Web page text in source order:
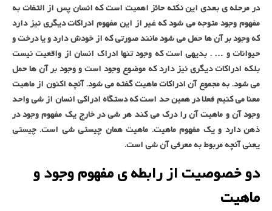
در مرحله ی بعدی این نکته حائز اهمیت است که انسان پس از التفات به
مفهوم وجود متوجه می شود که غیر از این مفهوم ادراکات دیگری نیز دارد
که وجود بر آن ها حمل می شود مانند صورتی که از خودش دارد و یا درخت و
حیوانات و … . بدیهی است که وجود تنها ادراک انسان از واقعیت نیست
بلکه ادراکات دیگری نیز دارد که موضوع وجود است و وجود بر آن ها حمل
می شود. به مجموع آن ادراکات ماهیت گفته می شود. آنچه اکنون از ماهیت
معنا می کنیم فعلا در همین حد است که دستگاه ادراکی انسان از شی واحد
وجود آن و ماهیت آن را درک می کند هر شی در خارج یک مفهوم وجود در
ذهن دارد و یک مفهوم ماهیت. ماهیت همان چیستی شی است. چیستی
یعنی آنچه مربوط به معرفی آن شی است.
دو خصوصیت از رابطه ی مفهوم وجود و
ماهیت